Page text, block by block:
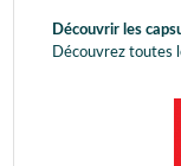
Découvrir les
Découvrez toutes